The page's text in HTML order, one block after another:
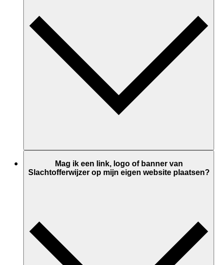
Mag ik een link, logo of banner van
Slachtofferwijzer op mijn eigen website plaatsen?